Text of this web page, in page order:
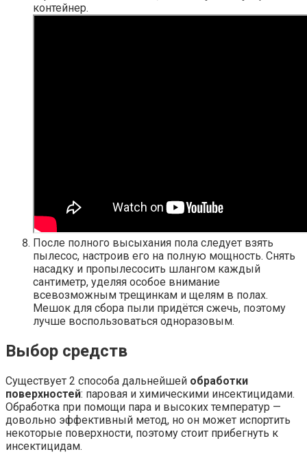
контейнер.
После полного высыхания пола следует взять
пылесос, настроив его на полную мощность. Снять
насадку и пропылесосить шлангом каждый
сантиметр, уделяя особое внимание
всевозможным трещинкам и щелям в полах.
Мешок для сбора пыли придётся сжечь, поэтому
лучше воспользоваться одноразовым.
Выбор средств
Существует 2 способа дальнейшей обработки
поверхностей: паровая и химическими инсектицидами.
Обработка при помощи пара и высоких температур —
довольно эффективный метод, но он может испортить
некоторые поверхности, поэтому стоит прибегнуть к
инсектицидам.